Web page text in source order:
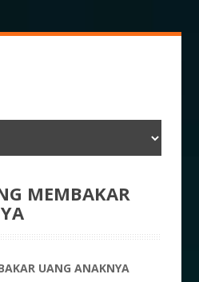
MEMBAKAR
UANG ANAKNYA